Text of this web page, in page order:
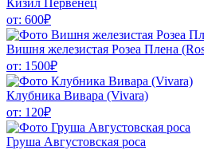
от: 600₽
Вишня железистая Розеа Плена
от: 1500₽
Клубника Вивара (Vivara)
от: 120₽
Груша Августовская роса